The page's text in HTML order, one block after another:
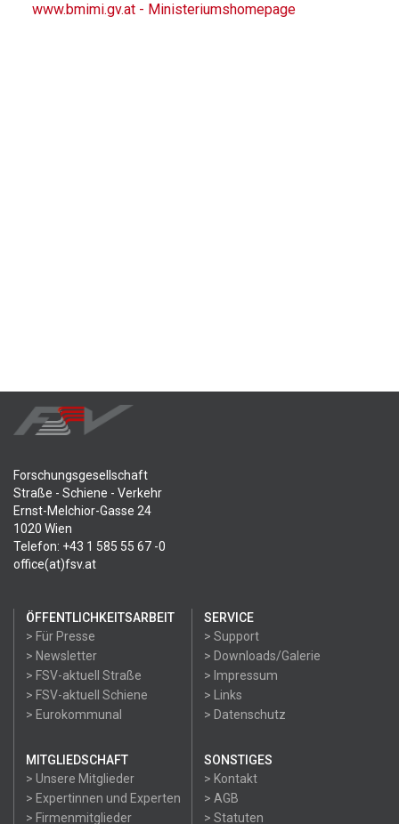
www.bmimi.gv.at - Ministeriumshomepage
Forschungsgesellschaft
Straße - Schiene - Verkehr
Ernst-Melchior-Gasse 24
1020 Wien
Telefon: +43 1 585 55 67 -0
office(at)fsv.at
ÖFFENTLICHKEITSARBEIT
> Für Presse
> Newsletter
> FSV-aktuell Straße
> FSV-aktuell Schiene
> Eurokommunal
SERVICE
> Support
> Downloads/Galerie
> Impressum
> Links
> Datenschutz
MITGLIEDSCHAFT
> Unsere Mitglieder
> Expertinnen und Experten
> Firmenmitglieder
SONSTIGES
> Kontakt
> AGB
> Statuten